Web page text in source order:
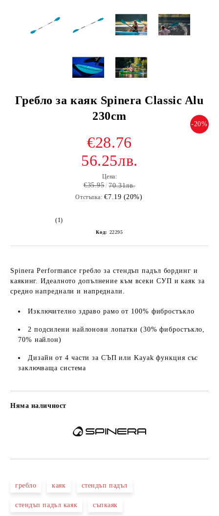
Гребло за каяк Spinera Classic Alu
230cm
-20%
€28.76
56.25лв.
Цена:
€35.95 70.31лв.
Отстъпка: €7.19 (20%)
(1)
Код: 22295
Spinera Performance гребло за стендъп падъл бординг и
каякинг. Идеалното допълнение към всеки СУП и каяк за
средно напреднали и напреднали.
Изключително здраво рамо от 100% фибростъкло
2 подсилени найлонови лопатки (30% фибростъкло,
70% найлон)
Дизайн от 4 части за СЪП или Kayak функция със
заключваща система
Няма наличност
гребло каяк стендъп падъл
стендъп падъл каяк съпкаяк